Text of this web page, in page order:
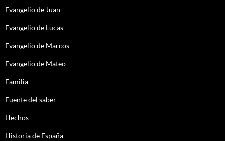
Evangelio de Juan
Evangelio de Lucas
Evangelio de Marcos
Evangelio de Mateo
Familia
Fuente del saber
Hechos
Historia de España